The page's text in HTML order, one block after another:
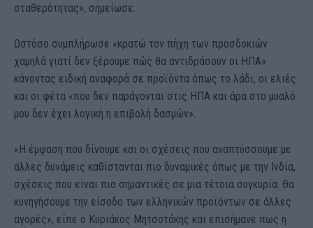
σταθερότητας», σημείωσε.
Ωστόσο συμπλήρωσε «κρατώ τον πήχη των προσδοκιών
χαμηλά γιατί δεν ξέρουμε πώς θα αντιδράσουν οι ΗΠΑ»
κάνοντας ειδική αναφορά σε προϊόντα όπως το λάδι, οι ελιές
και οι φέτα «που δεν παράγονται στις ΗΠΑ και άρα στο μυαλό
μου δεν έχει λογική η επιβολή δασμών».
«Η έμφαση που δίνουμε και οι σχέσεις που αναπτύσσουμε με
άλλες δυνάμεις καθίστανται πιο δυναμικές όπως με την Ινδία,
σχέσεις που είναι πιο σημαντικές σε μια τέτοια συγκυρία. Θα
κυνηγήσουμε την είσοδο των ελληνικών προϊόντων σε άλλες
αγορές», είπε ο Κυριάκος Μητσοτάκης και επισήμανε πως η